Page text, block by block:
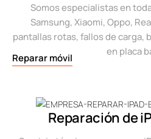
Somos especialistas en
Samsung, Xiaomi, Oppo,
pantallas rotas, fallos de carga,
en placa
Reparar móvil
Reparación de